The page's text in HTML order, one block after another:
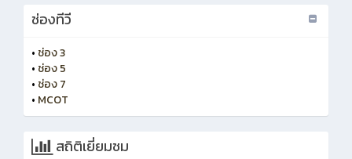
ช่องทีวี
• ช่อง 3
• ช่อง 5
• ช่อง 7
• MCOT
สถิติเยี่ยมชม